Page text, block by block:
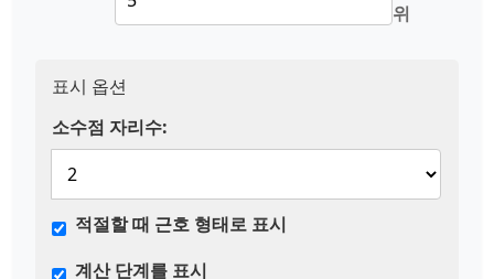
위
표시 옵션
소수점 자리수:
적절할 때 근호 형태로 표시
계산 단계를 표시